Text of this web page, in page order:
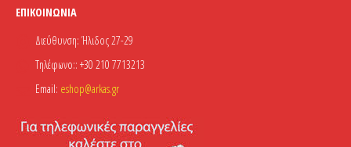
ΕΠΙΚΟΙΝΩΝΊΑ
Διεύθυνση: Ήλιδος 27-29
Τηλέφωνο:: +30 210 7713213
Email: eshop@arkas.gr